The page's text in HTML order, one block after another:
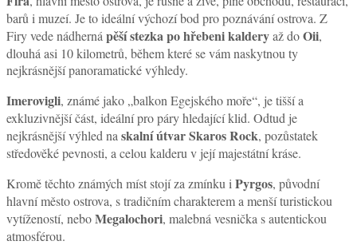
barů i muzeí. Je to ideální výchozí bod pro poznávání ostrova. Z
Firy vede nádherná pěší stezka po hřebeni kalderyaž doOii,
dlouhá asi 10 kilometrů, během které se vám naskytnou ty
nejkrásnější panoramatické výhledy.
Imerovigli, známé jako „balkon Egejského moře“, je tišší a
exkluzivnější část, ideální pro páry hledající klid. Odtud je
nejkrásnější výhled na skalní útvar Skaros Rock, pozůstatek
středověké pevnosti, a celou kalderu v její majestátní kráse.
Kromě těchto známých míst stojí za zmínku i Pyrgos, původní
hlavní město ostrova, s tradičním charakterem a menší turistickou
vytížeností, neboMegalochori, malebná vesnička s autentickou
atmosférou.